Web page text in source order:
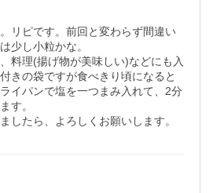
リピです。前回と変わらず間違い
少し小粒かな。
料理(揚げ物が美味しい)などにも入
きの袋ですが食べきり頃になると
イパンで塩を一つまみ入れて、2分
す。
したら、よろしくお願いします。